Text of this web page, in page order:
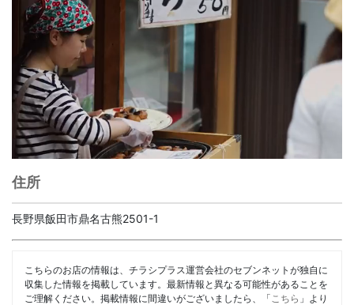
住所
長野県飯田市鼎名古熊2501-1
こちらのお店の情報は、チラシプラス運営会社のセブンネットが独自に
収集した情報を掲載しています。最新情報と異なる可能性があることを
ご理解ください。掲載情報に間違いがございましたら、「 こちら 」より